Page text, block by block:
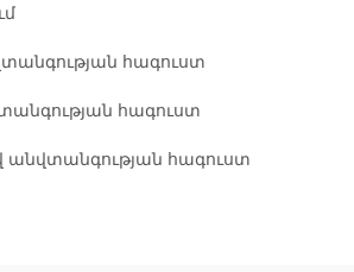
հագուստ
հագուստ
հագուստ